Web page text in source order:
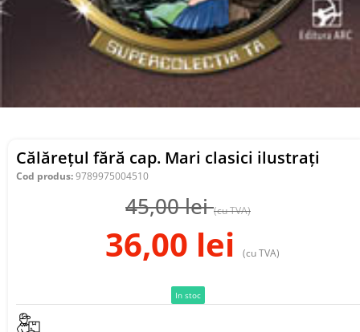
Călărețul fără cap. Mari clasici ilustrați
Cod produs:9789975004510
45,00lei (cu TVA)
36,00 lei (cu TVA)
In stoc